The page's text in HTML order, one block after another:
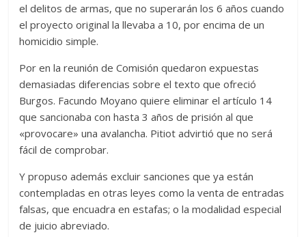
el delitos de armas, que no superarán los 6 años cuando
el proyecto original la llevaba a 10, por encima de un
homicidio simple.
Por en la reunión de Comisión quedaron expuestas
demasiadas diferencias sobre el texto que ofreció
Burgos. Facundo Moyano quiere eliminar el artículo 14
que sancionaba con hasta 3 años de prisión al que
«provocare» una avalancha. Pitiot advirtió que no será
fácil de comprobar.
Y propuso además excluir sanciones que ya están
contempladas en otras leyes como la venta de entradas
falsas, que encuadra en estafas; o la modalidad especial
de juicio abreviado.